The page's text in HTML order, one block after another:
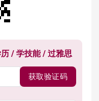
/ 学技能 / 过雅思
获取验证码